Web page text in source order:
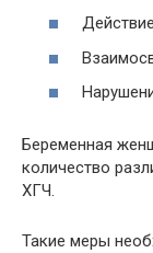
Действие
Беременная
количество
ХГЧ.
Такие меры